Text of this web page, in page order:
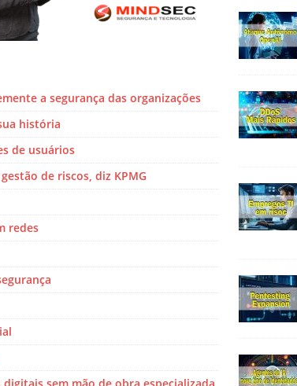
a segurança das organizações
história
de usuários
de riscos, diz KPMG
redes